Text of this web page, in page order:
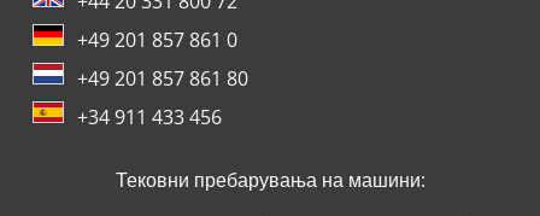
+49 201 857 861 0
+49 201 857 861 80
+34 911 433 456
Тековни пребарувања на машини: